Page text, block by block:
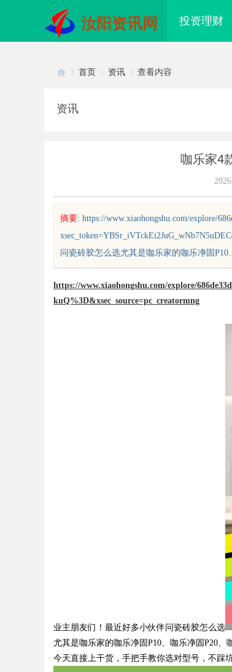
汝阳资讯网 投资理财
sc
首页 资讯 查看内容
资讯
咖乐家4
摘要: https://www.xiaohongshu.com/explore/
问瓷砖胶怎么选尤其是咖乐家的咖乐净固
https://www.xiaohongshu.com/explore/
kuQ%3D&xsec_source=pc_creatormng
业主朋友们！最近好多小伙伴问瓷砖胶怎么选
尤其是咖乐家的咖乐净固 P10、咖乐净固 P20、
今天直接上干货，手把手教你选对型号，不踩坑
眼镜 上海配眼镜 武汉配眼